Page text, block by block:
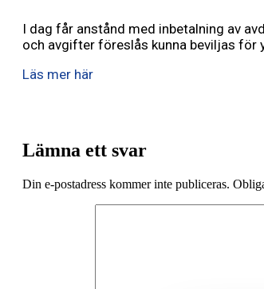
I dag får anstånd med inbetalning av
och avgifter föreslås kunna beviljas för
Läs mer här
Lämna ett svar
Din e-postadress kommer inte publiceras.